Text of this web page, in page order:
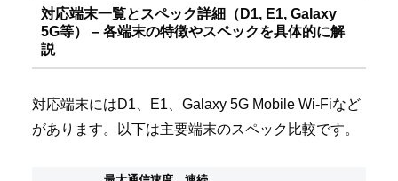
対応端末一覧とスペック詳細（D1, E1, Galaxy
5G等） – 各端末の特徴やスペックを具体的に解
説
対応端末にはD1、E1、Galaxy 5G Mobile Wi-Fiなど
があります。以下は主要端末のスペック比較です。